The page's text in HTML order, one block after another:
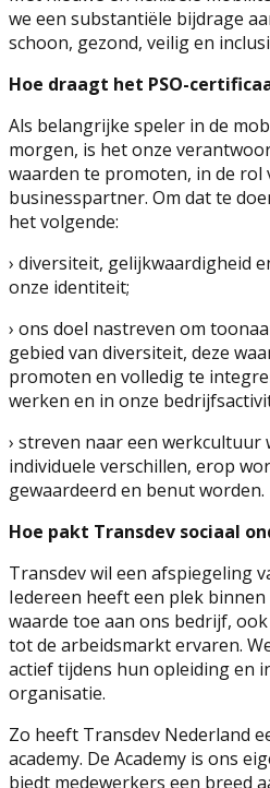
we een substantiële bijdrage
schoon, gezond, veilig en
Hoe draagt het PSO-
Als belangrijke speler in de
morgen, is het onze
waarden te promoten, in de rol
businesspartner. Om dat te
het volgende:
› diversiteit, gelijkwaardigheid
onze identiteit;
› ons doel nastreven om
gebied van diversiteit, deze
promoten en volledig te
werken en in onze
› streven naar een
individuele verschillen, erop
gewaardeerd en benut worden.
Hoe pakt Transdev sociaal
Transdev wil een afspiegeling
Iedereen heeft een plek
waarde toe aan ons bedrijf,
tot de arbeidsmarkt ervaren.
actief tijdens hun opleiding en
organisatie.
Zo heeft Transdev Nederland
academy. De Academy is ons
biedt medewerkers een breed